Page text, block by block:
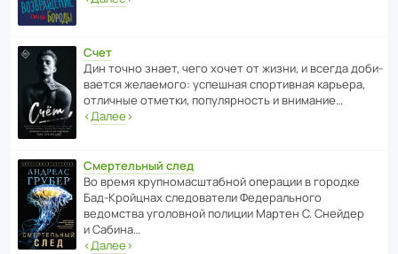
Счет
Дин точно знает, чего хочет от жизни, и всегда доби­
ва­ется жела­е­мого: успе­шная спор­ти­вная карьера,
отли­чные отметки, попу­ля­р­ность и внимание…
‹Далее›
Смертельный след
Во время круп­но­мас­ш­та­бной операции в городке
Бад‑Крой­цнах следо­ва­тели Феде­раль­ного
ведомства уголо­вной полиции Мартен С. Снейдер
и Сабина…
‹Далее›